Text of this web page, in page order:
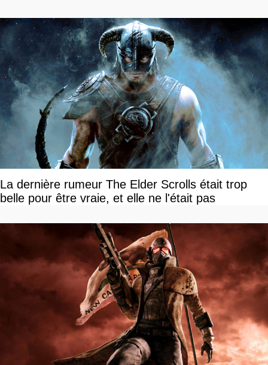
La dernière rumeur The Elder Scrolls était trop
belle pour être vraie, et elle ne l'était pas